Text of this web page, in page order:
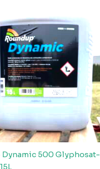
500 Glyphosat-